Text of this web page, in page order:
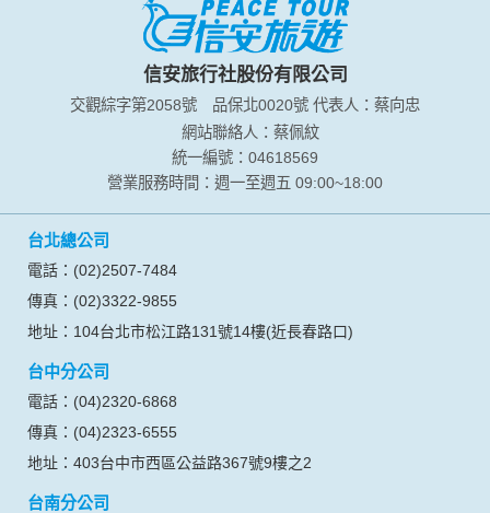
信安旅行社股份有限公司
交觀綜字第2058號 品保北0020號 代表人：蔡向忠
網站聯絡人：蔡佩紋
統一編號：04618569
營業服務時間：週一至週五 09:00~18:00
台北總公司
電話：(02)2507-7484
傳真：(02)3322-9855
地址：104台北市松江路131號14樓(近長春路口)
台中分公司
電話：(04)2320-6868
傳真：(04)2323-6555
地址：403台中市西區公益路367號9樓之2
台南分公司